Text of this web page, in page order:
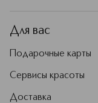
Для вас
Подарочные карты
Сервисы красоты
Доставка